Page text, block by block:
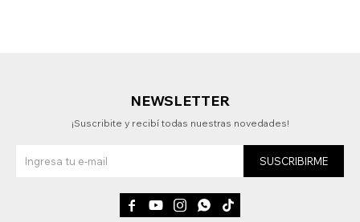
NEWSLETTER
¡Suscribite y recibí todas nuestras novedades!
SUSCRIBIRME
    